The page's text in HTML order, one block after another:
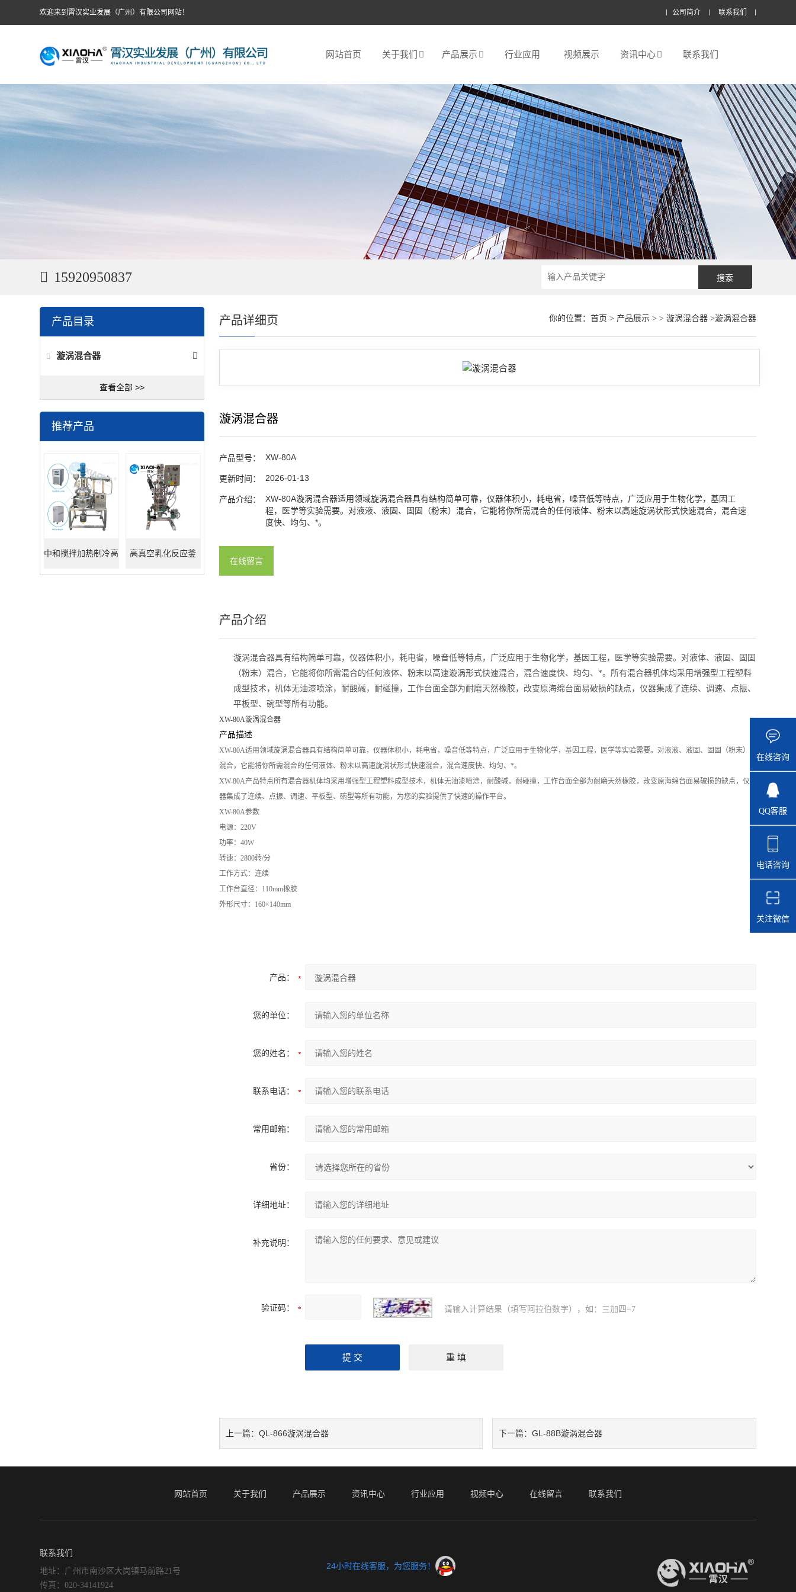
欢迎来到霄汉实业发展（广州）有限公司网站！ 公司简介 联系我们
网站首页 关于我们 产品展示 行业应用 视频展示 资讯中心 联系我们
15920950837
产品目录
漩涡混合器
查看全部 >>
推荐产品
中和搅拌加热制冷高 高真空乳化反应釜
你的位置： 首页 > 产品展示> > 漩涡混合器>漩涡混合器
产品详细页
漩涡混合器
产品型号： XW-80A
更新时间： 2026-01-13
产品介绍：
XW-80A漩涡混合器适用领域旋涡混合器具有结构简单可靠，仪器体积小，耗电省，噪音低等特点，广泛应用于生物化学，基因工
程，医学等实验需要。对液液、液固、固固（粉末）混合，它能将你所需混合的任何液体、粉末以高速旋涡状形式快速混合，混合速
度快、均匀、*。
在线留言
产品介绍
漩涡混合器具有结构简单可靠，仪器体积小，耗电省，噪音低等特点，广泛应用于生物化学，基因工程，医学等实验需要。对液体、液固、固固
（粉末）混合，它能将你所需混合的任何液体、粉末以高速漩涡形式快速混合，混合速度快、均匀、*。所有混合器机体均采用增强型工程塑料
成型技术，机体无油漆喷涂，耐酸碱，耐碰撞，工作台面全部为耐磨天然橡胶，改变原海绵台面易破损的缺点，仪器集成了连续、调速、点振、
平板型、碗型等所有功能。
XW-80A漩涡混合器
产品描述
XW-80A适用领域旋涡混合器具有结构简单可靠，仪器体积小，耗电省，噪音低等特点，广泛应用于生物化学，基因工程，医学等实验需要。对液液、液固、固固（粉末）
混合，它能将你所需混合的任何液体、粉末以高速旋涡状形式快速混合，混合速度快、均匀、*。
XW-80A产品特点所有混合器机体均采用增强型工程塑料成型技术，机体无油漆喷涂，耐酸碱，耐碰撞，工作台面全部为耐磨天然橡胶，改变原海绵台面易破损的缺点，仪
器集成了连续、点振、调速、平板型、碗型等所有功能，为您的实验提供了快速的操作平台。
XW-80A参数
电源： 220V
功率： 40W
转速： 2800转/分
工作方式：连续
工作台直径： 110mm橡胶
外形尺寸： 160×140mm
产品：
您的单位：
您的姓名：
联系电话：
常用邮箱：
省份：
详细地址：
补充说明：
验证码： 请输入计算结果（填写阿拉伯数字），如：三加四=7
上一篇： QL-866漩涡混合器 下一篇：GL-88B漩涡混合器
网站首页 关于我们 产品展示 资讯中心 行业应用 视频中心 在线留言 联系我们
联系我们
地址：广州市南沙区大岗镇马前路21号
传真：020-34141924
24小时在线客服，为您服务！
在线咨询
QQ客服
电话咨询
关注微信